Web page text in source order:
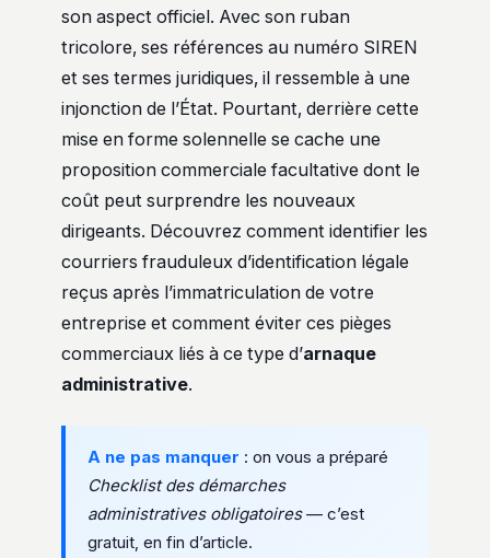
son aspect officiel. Avec son ruban
tricolore, ses références au numéro SIREN
et ses termes juridiques, il ressemble à une
injonction de l’État. Pourtant, derrière cette
mise en forme solennelle se cache une
proposition commerciale facultative dont le
coût peut surprendre les nouveaux
dirigeants. Découvrez comment identifier les
courriers frauduleux d’identification légale
reçus après l’immatriculation de votre
entreprise et comment éviter ces pièges
commerciaux liés à ce type d’arnaque
administrative.
A ne pas manquer : on vous a préparé
Checklist des démarches
administratives obligatoires— c’est
gratuit, en fin d’article.